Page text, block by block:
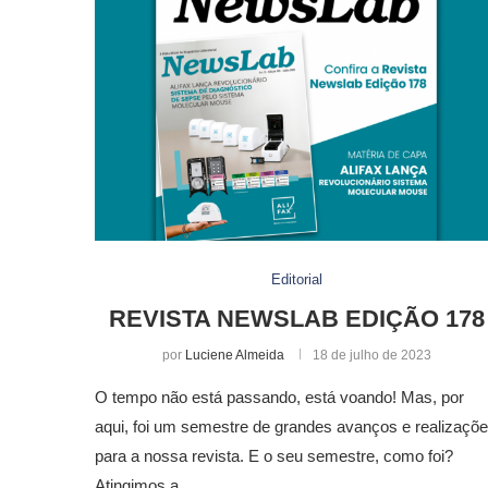
Editorial
REVISTA NEWSLAB EDIÇÃO 178
por Luciene Almeida 18 de julho de 2023
O tempo não está passando, está voando! Mas, por
aqui, foi um semestre de grandes avanços e
para a nossa revista. E o seu semestre, como foi?